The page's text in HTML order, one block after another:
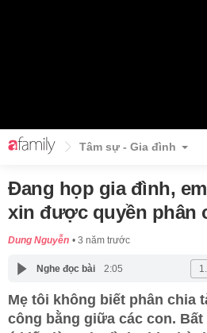
Tâm sự - Gia đình
Đang họp gia đình,
xin được quyền phân
Dung Nguyễn 3 năm trước
Nghe đọc bài 2:05
Mẹ tôi không biết phân chia
công bằng giữa các con.